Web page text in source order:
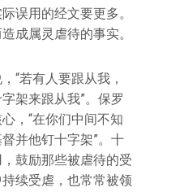
误用的经文要更多。
成属灵虐待的事实。
“若有人要跟从我，
架来跟从我”。保罗
，“在你们中间不知
并他钉十字架”。十
鼓励那些被虐待的受
续受虐，也常常被领